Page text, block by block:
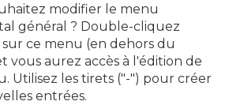
modifier le menu
général ? Double-cliquez
ce menu (en dehors du
vous aurez accès à l'édition de
Utilisez les tirets ("-") pour créer
entrées.